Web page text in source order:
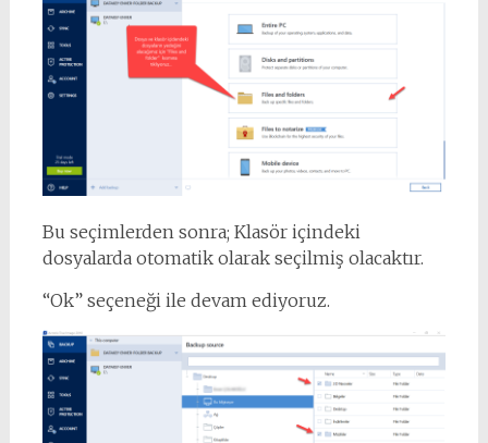
Bu seçimlerden sonra; Klasör içindeki
dosyalarda otomatik olarak seçilmiş olacaktır.
“Ok” seçeneği ile devam ediyoruz.